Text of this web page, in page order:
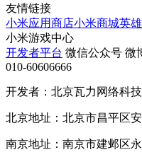
友情链接
小米应用商店小米商城英
小米游戏中心
开发者平台 微信公众号 微
010-60606666
开发者：北京瓦力网络科
北京地址：北京市昌平区
南京地址：南京市建邺区